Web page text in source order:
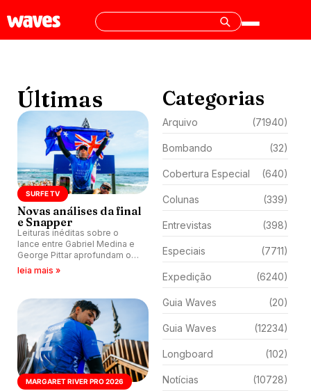
Últimas
SURFE TV
Novas análises da final
e Snapper
Leituras inéditas sobre o
lance entre Gabriel Medina e
George Pittar aprofundam o
debate, enquanto a previsão
próxima etapa.
leia mais »
MARGARET RIVER PRO 2026
Categorias
Arquivo (71940)
Bombando (32)
Cobertura Especial (640)
Colunas (339)
Entrevistas (398)
Especiais (7711)
Expedição (6240)
Guia Waves (20)
Guia Waves (12234)
Longboard (102)
Notícias (10728)